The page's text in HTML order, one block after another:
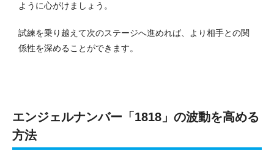
ように心がけましょう。
試練を乗り越えて次のステージへ進めれば、より相手との関
係性を深めることができます。
エンジェルナンバー「1818」の波動を高める
方法